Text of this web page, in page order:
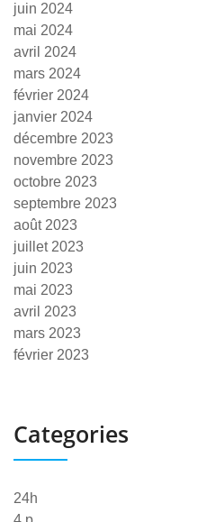
juin 2024
mai 2024
avril 2024
mars 2024
février 2024
janvier 2024
décembre 2023
novembre 2023
octobre 2023
septembre 2023
août 2023
juillet 2023
juin 2023
mai 2023
avril 2023
mars 2023
février 2023
Categories
24h